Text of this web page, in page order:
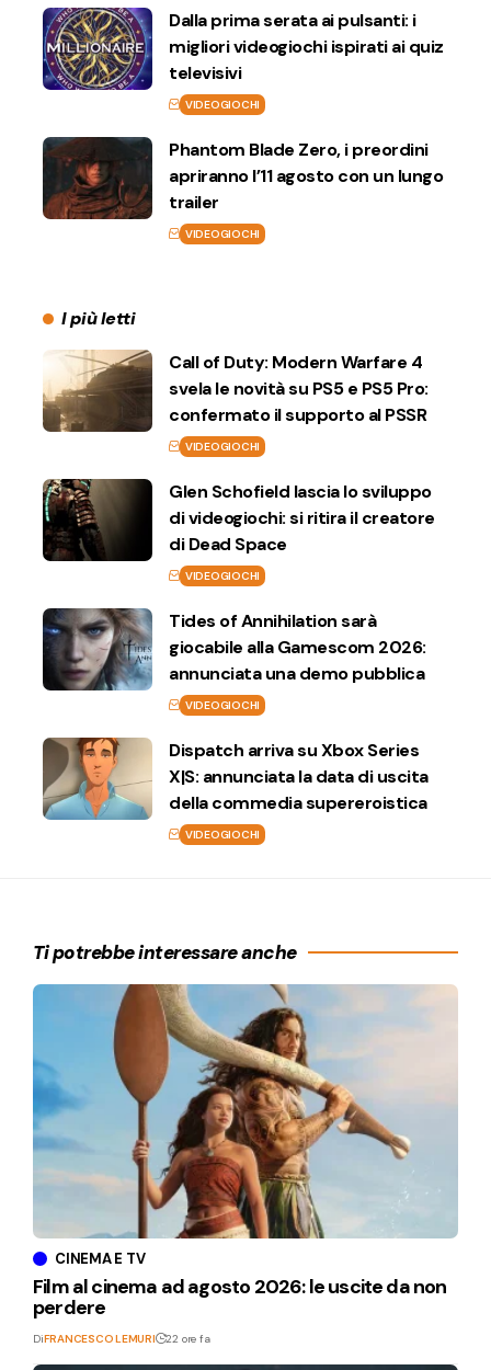
Dalla prima serata ai pulsanti: i
migliori videogiochi ispirati ai quiz
televisivi
VIDEOGIOCHI
Phantom Blade Zero, i preordini
apriranno l’11 agosto con un lungo
trailer
VIDEOGIOCHI
I più letti
Call of Duty: Modern Warfare 4
svela le novità su PS5 e PS5 Pro:
confermato il supporto al PSSR
VIDEOGIOCHI
Glen Schofield lascia lo sviluppo
di videogiochi: si ritira il creatore
di Dead Space
VIDEOGIOCHI
Tides of Annihilation sarà
giocabile alla Gamescom 2026:
annunciata una demo pubblica
VIDEOGIOCHI
Dispatch arriva su Xbox Series
X|S: annunciata la data di uscita
della commedia supereroistica
VIDEOGIOCHI
Ti potrebbe interessare anche
CINEMA E TV
Film al cinema ad agosto 2026: le uscite da non
perdere
DiFRANCESCO LEMURI 22 ore fa